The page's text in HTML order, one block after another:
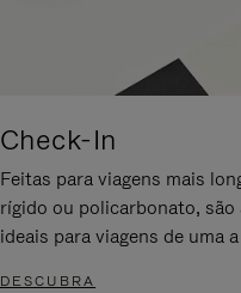
Check-In
Feitas para viagens mais
rígido ou policarbonato, são
ideais para viagens de uma
DESCUBRA